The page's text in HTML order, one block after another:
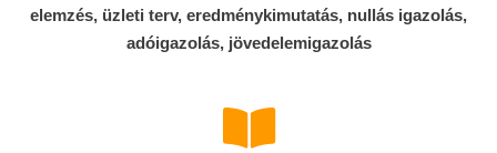
elemzés, üzleti terv, eredménykimutatás, nullás igazolás,
adóigazolás, jövedelemigazolás